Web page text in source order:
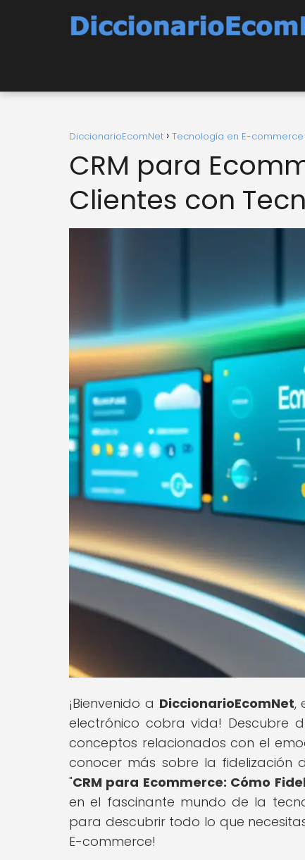
DiccionarioEcomNet Tecnología en E-commerce
CRM para
Clientes con
¡Bienvenido a DiccionarioEcomNet,
electrónico cobra vida! Descubre
conceptos relacionados con el
conocer más sobre la fidelización
"CRM para Ecommerce: Cómo
en el fascinante mundo de la
para descubrir todo lo que
E-commerce!